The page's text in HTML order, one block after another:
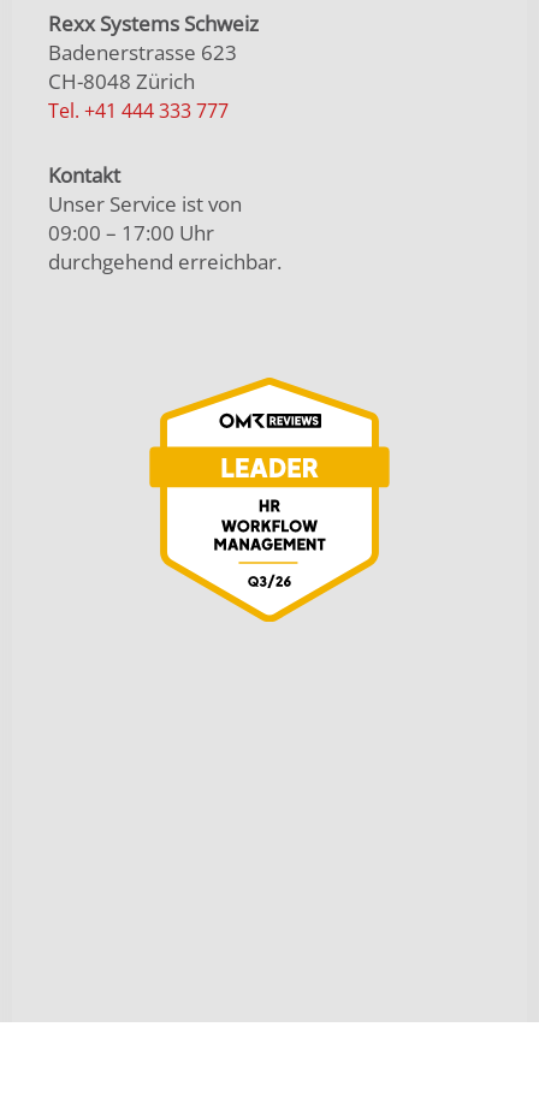
Rexx Systems Schweiz
Badenerstrasse 623
CH-8048 Zürich
Tel. +41 444 333 777
Kontakt
Unser Service ist von
09:00 – 17:00 Uhr
durchgehend erreichbar.